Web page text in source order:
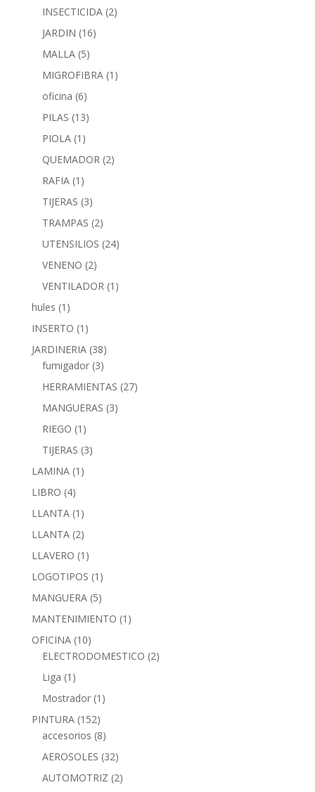
INSECTICIDA (2)
JARDIN (16)
MALLA (5)
MIGROFIBRA (1)
oficina (6)
PILAS (13)
PIOLA (1)
QUEMADOR (2)
RAFIA (1)
TIJERAS (3)
TRAMPAS (2)
UTENSILIOS (24)
VENENO (2)
VENTILADOR (1)
hules (1)
INSERTO (1)
JARDINERIA (38)
fumigador (3)
HERRAMIENTAS (27)
MANGUERAS (3)
RIEGO (1)
TIJERAS (3)
LAMINA (1)
LIBRO (4)
LLANTA (1)
LLANTA (2)
LLAVERO (1)
LOGOTIPOS (1)
MANGUERA (5)
MANTENIMIENTO (1)
OFICINA (10)
ELECTRODOMESTICO (2)
Liga (1)
Mostrador (1)
PINTURA (152)
accesorios (8)
AEROSOLES (32)
AUTOMOTRIZ (2)